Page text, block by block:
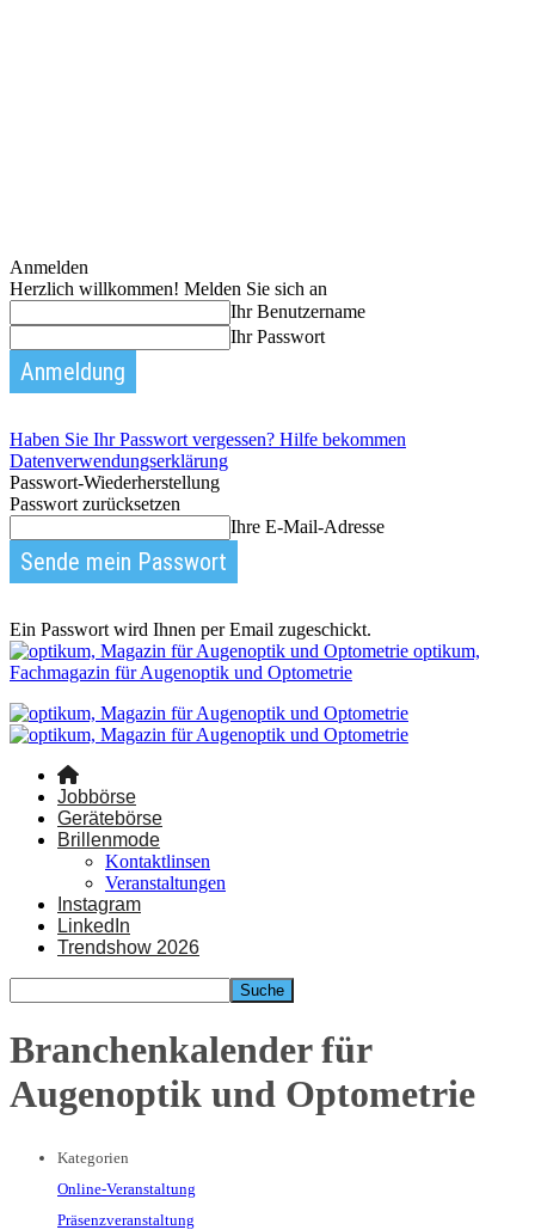
Anmelden
Herzlich willkommen! Melden Sie sich an
Ihr Benutzername
Ihr Passwort
Haben Sie Ihr Passwort vergessen? Hilfe bekommen
Datenverwendungserklärung
Passwort-Wiederherstellung
Passwort zurücksetzen
Ihre E-Mail-Adresse
Ein Passwort wird Ihnen per Email zugeschickt.
optikum,
Fachmagazin für Augenoptik und Optometrie
Jobbörse
Gerätebörse
Brillenmode
Kontaktlinsen
Veranstaltungen
Instagram
LinkedIn
Trendshow 2026
Branchenkalender für
Augenoptik und Optometrie
Kategorien
Online-Veranstaltung
Präsenzveranstaltung